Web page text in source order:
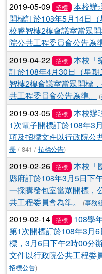
2019-05-09 招標
本校辦
開標訂於108年5月14日
校睿智樓2樓會議室當眾
院公共工程委員會公告為準
2019-04-22 招標
本校「
訂於108年4月30日（星
智樓2樓會議室當眾開標
共工程委員會公告為準。
(
2019-03-05 招標
本校辦
1次電子開標訂於108年3
項及招標文件以行政院公
長 / 841 / 招標公告)
2019-02-26 招標
本校「
縣府訂於108年3月5日下
一採購發包室當眾開標，
共工程委員會為準。
(事務
2019-02-14 招標
108學
第1次開標訂於108年3月
標，3月6日下午2時00分
文件以行政院公共工程委
招標公告)